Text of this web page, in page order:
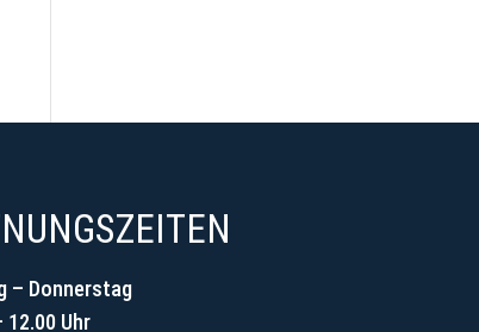
– Donnerstag
12.00 Uhr